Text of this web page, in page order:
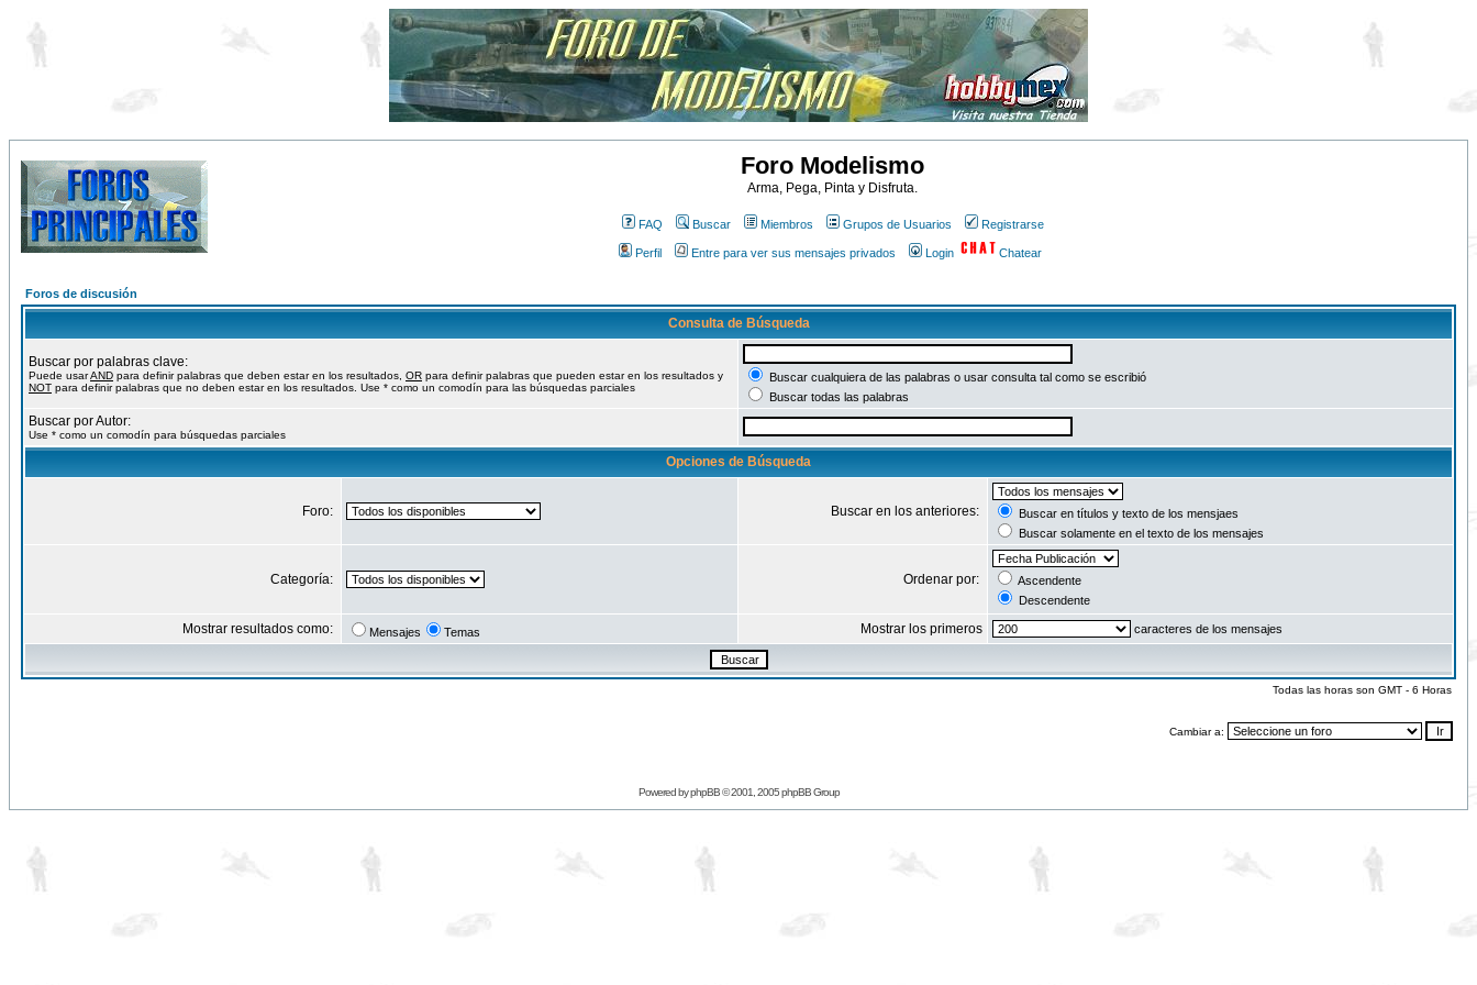
Foro Modelismo
Arma, Pega, Pinta y Disfruta.
FAQ Buscar Miembros Grupos de Usuarios Registrarse
Perfil Entre para ver sus mensajes privados Login Chatear
Foros de discusión
Consulta de Búsqueda
Buscar por palabras clave:
Puede usarAND para definir palabras que deben estar en los resultados, OR para definir palabras que pueden estar en los resultados y
NOT para definir palabras que no deben estar en los resultados. Use * como un comodín para las búsquedas parciales
Buscar cualquiera de las palabras o usar consulta tal como se escribió
Buscar todas las palabras
Buscar por Autor:
Use * como un comodín para búsquedas parciales
Opciones de Búsqueda
Foro: Buscar en los anteriores:
Buscar en títulos y texto de los mensjaes
Buscar solamente en el texto de los mensajes
Categoría: Ordenar por:
Ascendente
Descendente
Mostrar resultados como: Mensajes Temas Mostrar los primeros caracteres de los mensajes
Todas las horas son GMT - 6 Horas
Cambiar a:
Powered byphpBB© 2001, 2005 phpBB Group